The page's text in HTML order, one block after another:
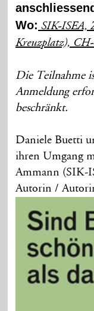
Wo: SIK-ISEA,
Kreuzplatz),
Die Teilnahme
Anmeldung
beschränkt.
Daniele Buetti
ihren Umgang
Ammann (SIK-
Autorin /